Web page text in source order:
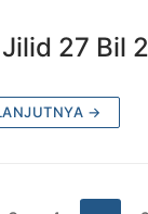
27 Bil
→